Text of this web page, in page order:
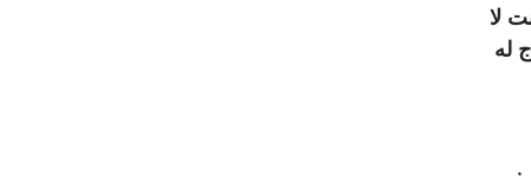
هدنة قصيرة نما له 4 أسنان، كنت لا
و3 أشهر، ولم يخرج له